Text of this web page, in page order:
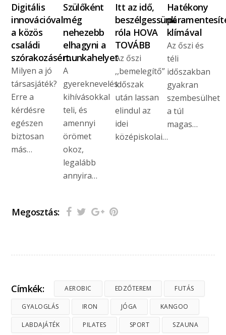
Digitális
innovációval
a közös
családi
szórakozásért…
Milyen a jó
társasjáték?
Erre a
kérdésre
egészen
biztosan
más…
Szülőként
még
nehezebb
elhagyni a
munkahelyet
A
gyereknevelés
kihívásokkal
teli, és
amennyi
örömet
okoz,
legalább
annyira…
Itt az idő,
beszélgessünk
róla HOVA
TOVÁBB
Az őszi
,,bemelegítő”
időszak
után lassan
elindul az
idei
középiskolai…
Hatékony
klímával
Az őszi és
téli
időszakban
gyakran
szembesülhet
a túl
magas…
Megosztás:
Címkék: AEROBIC EDZŐTEREM FUTÁS
GYALOGLÁS IRON JÓGA KANGOO
LABDAJÁTÉK PILATES SPORT SZAUNA